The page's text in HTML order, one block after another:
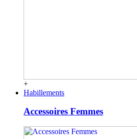
+
Habillements
Accessoires Femmes